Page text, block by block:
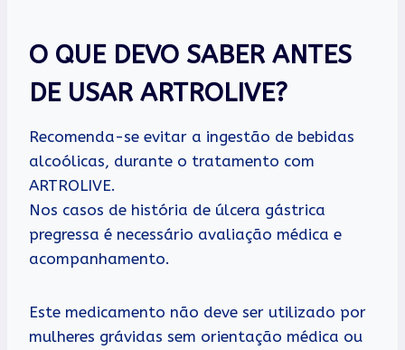
O QUE DEVO SABER ANTES
DE USAR ARTROLIVE?
Recomenda-se evitar a ingestão de bebidas
alcoólicas, durante o tratamento com
ARTROLIVE.
Nos casos de história de úlcera gástrica
pregressa é necessário avaliação médica e
acompanhamento.
Este medicamento não deve ser utilizado por
mulheres grávidas sem orientação médica ou